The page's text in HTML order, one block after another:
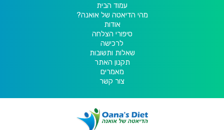
עמוד הבית
מהי הדיאטה של אואנה?
אודות
סיפורי הצלחה
לרכישה
שאלות ותשובות
תקנון האתר
מאמרים
צור קשר